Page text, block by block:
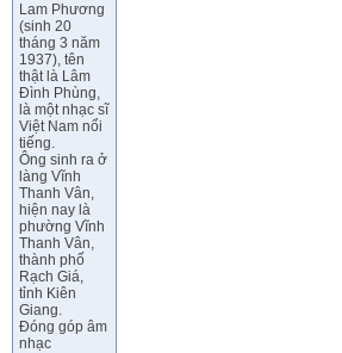
Lam Phương
(sinh 20
tháng 3 năm
1937), tên
thật là Lâm
Đình Phùng,
là một nhạc sĩ
Việt Nam nổi
tiếng.
Ông sinh ra ở
làng Vĩnh
Thanh Vân,
hiện nay là
phường Vĩnh
Thanh Vân,
thành phố
Rạch Giá,
tỉnh Kiên
Giang.
Đóng góp âm
nhạc